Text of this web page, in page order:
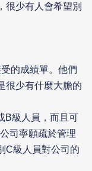
很少有人會希望別
的成績單。他們
很少有什麼大膽的
B級人員，而且可
司寧願疏於管理
C級人員對公司的